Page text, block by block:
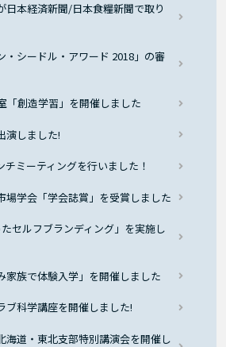
日本経済新聞/日本食糧新聞で取り
・シードル・アワード 2018」の審
「創造学習」を開催しました
演しました!
ミーティングを行いました！
場学会「学会誌賞」を受賞しました
セルフブランディング」を実施し
家族で体験入学」を開催しました
ブ科学講座を開催しました!
海道・東北支部特別講演会を開催し